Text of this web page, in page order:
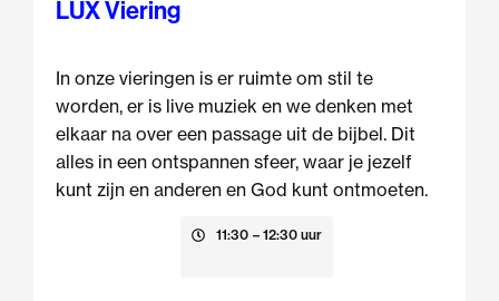
LUX Viering
In onze vieringen is er ruimte om stil te
worden, er is live muziek en we denken met
elkaar na over een passage uit de bijbel. Dit
alles in een ontspannen sfeer, waar je jezelf
kunt zijn en anderen en God kunt ontmoeten.
11:30 – 12:30 uur